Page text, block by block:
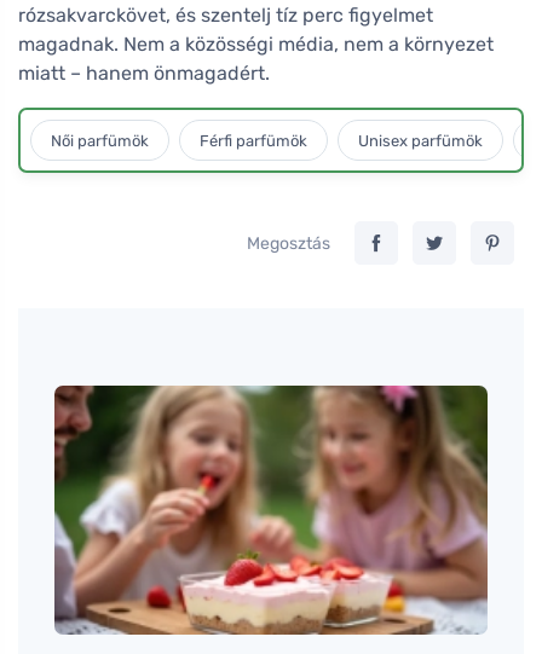
rózsakvarckövet, és szentelj tíz perc figyelmet
magadnak. Nem a közösségi média, nem a környezet
miatt – hanem önmagadért.
Női parfümök Férfi parfümök Unisex parfümök
Megosztás